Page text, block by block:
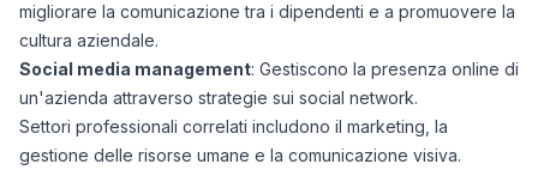
migliorare la comunicazione tra i dipendenti e a promuovere la
cultura aziendale.
Social media management: Gestiscono la presenza online di
un'azienda attraverso strategie sui social network.
Settori professionali correlati includono il marketing, la
gestione delle risorse umane e la comunicazione visiva.